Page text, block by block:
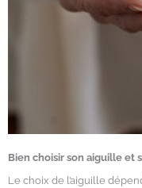
Bien choisir son aiguille et
Le choix de l’aiguille